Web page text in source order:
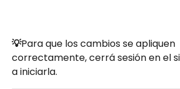
💡Para que los cambios se apliquen
correctamente, cerrá sesión en el
a iniciarla.​